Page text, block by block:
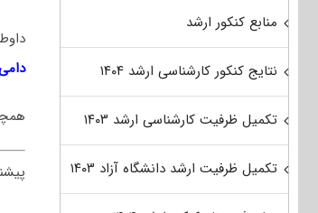
منابع کنکور ارشد
نتایج کنکور کارشناسی ارشد ۱۴۰۴
تکمیل ظرفیت کارشناسی ارشد ۱۴۰۳
تکمیل ظرفیت ارشد دانشگاه آزاد ۱۴۰۳